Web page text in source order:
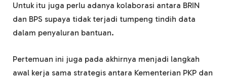
Untuk itu juga perlu adanya kolaborasi antara BRIN
dan BPS supaya tidak terjadi tumpeng tindih data
dalam penyaluran bantuan.
Pertemuan ini juga pada akhirnya menjadi langkah
awal kerja sama strategis antara Kementerian PKP dan